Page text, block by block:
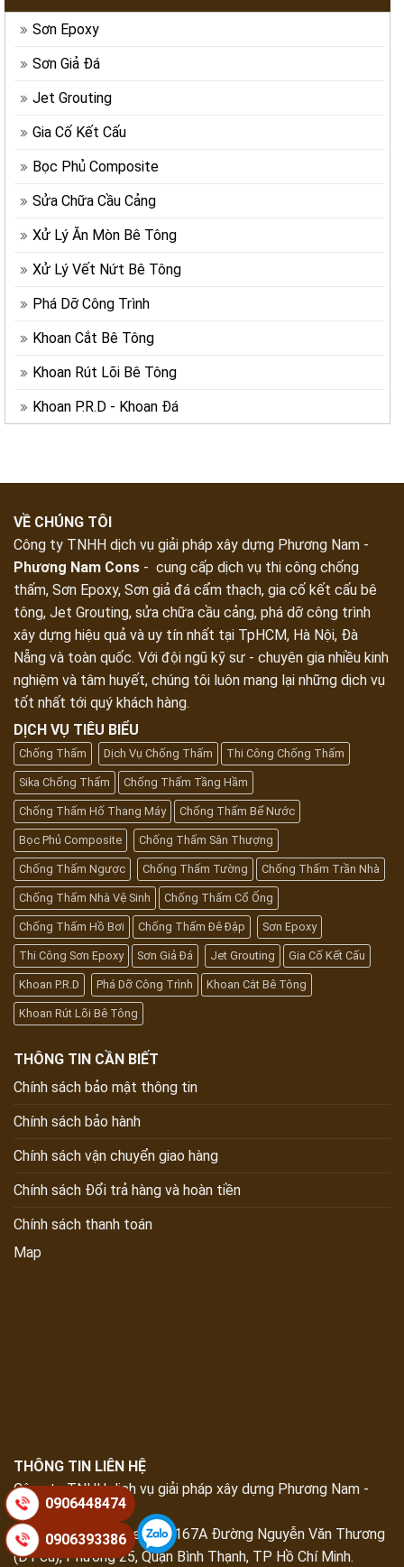
Sơn Epoxy
Sơn Giả Đá
Jet Grouting
Gia Cố Kết Cấu
Bọc Phủ Composite
Sửa Chữa Cầu Cảng
Xử Lý Ăn Mòn Bê Tông
Xử Lý Vết Nứt Bê Tông
Phá Dỡ Công Trình
Khoan Cắt Bê Tông
Khoan Rút Lõi Bê Tông
Khoan P.R.D - Khoan Đá
VỀ CHÚNG TÔI
Công ty TNHH dịch vụ giải pháp xây dựng Phương Nam -
Phương Nam Cons - cung cấp dịch vụ thi công chống
thấm, Sơn Epoxy, Sơn giả đá cẩm thạch, gia cố kết cấu bê
tông, Jet Grouting, sửa chữa cầu cảng, phá dỡ công trình
xây dựng hiệu quả và uy tín nhất tại TpHCM, Hà Nội, Đà
Nẵng và toàn quốc. Với đội ngũ kỹ sư - chuyên gia nhiều kinh
nghiệm và tâm huyết, chúng tôi luôn mang lại những dịch vụ
tốt nhất tới quý khách hàng.
DỊCH VỤ TIÊU BIỂU
Chống Thấm Dịch Vụ Chống Thấm Thi Công Chống Thấm
Sika Chống Thấm Chống Thấm Tầng Hầm
Chống Thấm Hố Thang Máy Chống Thấm Bể Nước
Bọc Phủ Composite Chống Thấm Sân Thượng
Chống Thấm Ngược Chống Thấm Tường Chống Thấm Trần Nhà
Chống Thấm Nhà Vệ Sinh Chống Thấm Cổ Ống
Chống Thấm Hồ Bơi Chống Thấm Đê Đập Sơn Epoxy
Thi Công Sơn Epoxy Sơn Giả Đá Jet Grouting Gia Cố Kết Cấu
Khoan P.R.D Phá Dỡ Công Trình Khoan Cắt Bê Tông
Khoan Rút Lõi Bê Tông
THÔNG TIN CẦN BIẾT
Chính sách bảo mật thông tin
Chính sách bảo hành
Chính sách vận chuyển giao hàng
Chính sách Đổi trả hàng và hoàn tiền
Chính sách thanh toán
Map
THÔNG TIN LIÊN HỆ
Công ty TNHH dịch vụ giải pháp xây dựng Phương Nam -
Phương Nam Cons
Trụ Sở:Bcons Tower, 4A/167A Đường Nguyễn Văn Thương
(D1 cũ), Phường 25, Quận Bình Thạnh, TP Hồ Chí Minh.
0906448474
0906393386